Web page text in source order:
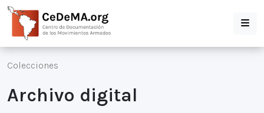
Colecciones
Archivo digital